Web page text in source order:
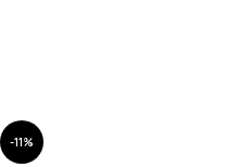
-11%